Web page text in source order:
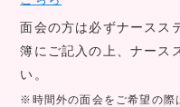
面会の方は必ずナースス
簿にご記入の上、ナース
い。
※時間外の面会をご希望の際